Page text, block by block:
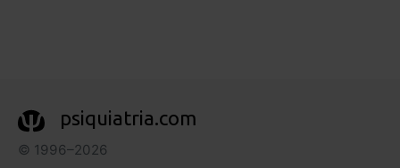
psiquiatria.com
© 1996–2026